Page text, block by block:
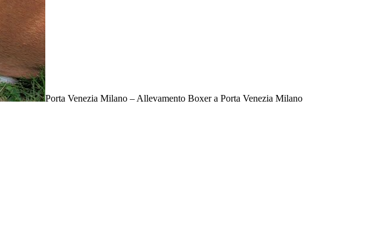
Porta Venezia Milano – Allevamento Boxer a Porta Venezia Milano